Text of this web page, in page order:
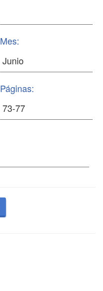
Mes:
Páginas: